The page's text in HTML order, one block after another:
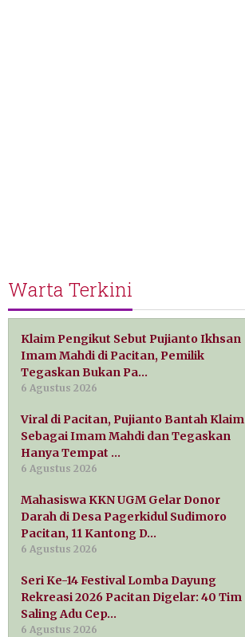
Warta Terkini
Klaim Pengikut Sebut Pujianto Ikhsan
Imam Mahdi di Pacitan, Pemilik
Tegaskan Bukan Pa…
6 Agustus 2026
Viral di Pacitan, Pujianto Bantah Klaim
Sebagai Imam Mahdi dan Tegaskan
Hanya Tempat …
6 Agustus 2026
Mahasiswa KKN UGM Gelar Donor
Darah di Desa Pagerkidul Sudimoro
Pacitan, 11 Kantong D…
6 Agustus 2026
Seri Ke-14 Festival Lomba Dayung
Rekreasi 2026 Pacitan Digelar: 40 Tim
Saling Adu Cep…
6 Agustus 2026